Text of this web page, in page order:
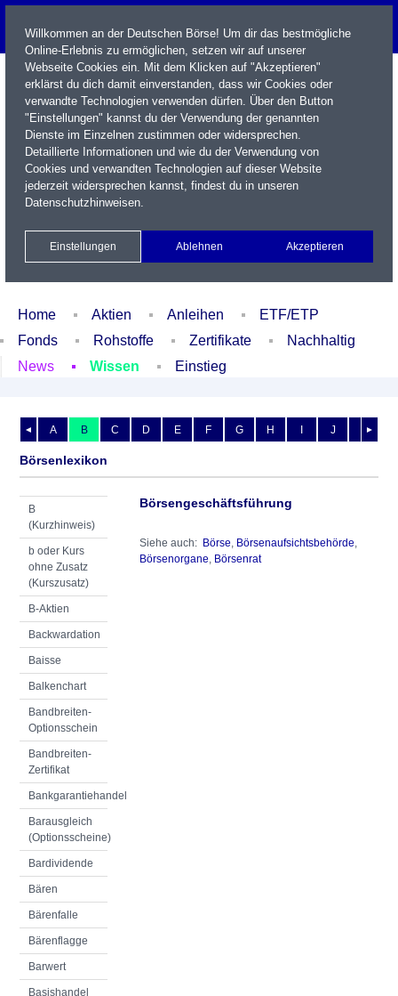
Name / WKN / ISIN / Kürzel
Xetra Realtime
Watchlist Portfolio Login
Home Aktien Anleihen
ETF/ETP
Fonds
Rohstoffe Zertifikate
Nachhaltig
News
Wissen Einstieg
◄ ►
A B C D E F G H I J K
Börsenlexikon
B
(Kurzhinweis)
b oder Kurs
ohne Zusatz
(Kurszusatz)
B-Aktien
Backwardation
Baisse
Balkenchart
Bandbreiten-
Optionsschein
Bandbreiten-
Zertifikat
Bankgarantiehandel
Barausgleich
(Optionsscheine)
Bardividende
Bären
Bärenfalle
Bärenflagge
Barwert
Basishandel
Börsengeschäftsführung
Siehe auch: Börse, Börsenaufsichtsbehörde,
Börsenorgane, Börsenrat
Willkommen an der Deutschen Börse! Um dir das bestmögliche
Online-Erlebnis zu ermöglichen, setzen wir auf unserer
Webseite Cookies ein. Mit dem Klicken auf "Akzeptieren"
erklärst du dich damit einverstanden, dass wir Cookies oder
verwandte Technologien verwenden dürfen. Über den Button
"Einstellungen" kannst du der Verwendung der genannten
Dienste im Einzelnen zustimmen oder widersprechen.
Detaillierte Informationen und wie du der Verwendung von
Cookies und verwandten Technologien auf dieser Website
jederzeit widersprechen kannst, findest du in unseren
Datenschutzhinweisen.
Einstellungen Ablehnen Akzeptieren